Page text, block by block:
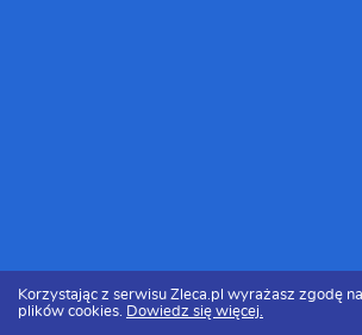
Korzystając z serwisu Zleca.pl wyrażasz zgodę
plików cookies. Dowiedz się więcej.